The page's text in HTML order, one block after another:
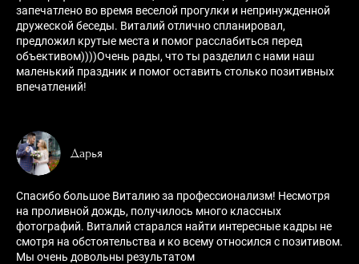
запечатлено во время веселой прогулки и непринужденной
дружеской беседы. Виталий отлично спланировал,
предложил крутые места и помог расслабиться перед
объективом))))Очень рады, что ты разделил с нами наш
маленький праздник и помог оставить столько позитивных
впечатлений!
Дарья
Спасибо большое Виталию за профессионализм! Несмотря
на проливной дождь, получилось много классных
фотографий. Виталий старался найти интересные кадры не
смотря на обстоятельства и ко всему относился с позитивом.
Мы очень довольны результатом